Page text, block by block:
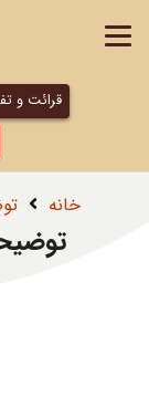
قرائت و
خانه